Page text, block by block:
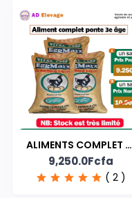
ALIMENTS COMPLET 3E
ÂGE PONTE
9,250.0Fcfa
( 2 )